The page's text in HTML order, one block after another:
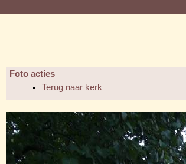
Foto acties
Terug naar kerk